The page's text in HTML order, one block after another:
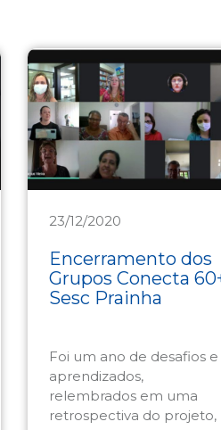
Assistência
23/12/2020
Encerramento dos
Grupos Conecta
Sesc Prainha
Foi um ano de desafios e
aprendizados,
relembrados em uma
retrospectiva do projeto,